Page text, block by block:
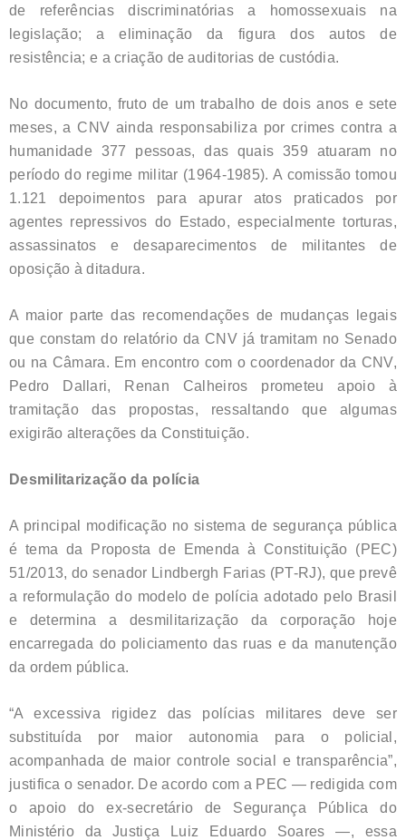
de referências discriminatórias a homossexuais na
legislação; a eliminação da figura dos autos de
resistência; e a criação de auditorias de custódia.
No documento, fruto de um trabalho de dois anos e sete
meses, a CNV ainda responsabiliza por crimes contra a
humanidade 377 pessoas, das quais 359 atuaram no
período do regime militar (1964-1985). A comissão tomou
1.121 depoimentos para apurar atos praticados por
agentes repressivos do Estado, especialmente torturas,
assassinatos e desaparecimentos de militantes de
oposição à ditadura.
A maior parte das recomendações de mudanças legais
que constam do relatório da CNV já tramitam no Senado
ou na Câmara. Em encontro com o coordenador da CNV,
Pedro Dallari, Renan Calheiros prometeu apoio à
tramitação das propostas, ressaltando que algumas
exigirão alterações da Constituição.
Desmilitarização da polícia
A principal modificação no sistema de segurança pública
é tema da Proposta de Emenda à Constituição (PEC)
51/2013, do senador Lindbergh Farias (PT-RJ), que prevê
a reformulação do modelo de polícia adotado pelo Brasil
e determina a desmilitarização da corporação hoje
encarregada do policiamento das ruas e da manutenção
da ordem pública.
“A excessiva rigidez das polícias militares deve ser
substituída por maior autonomia para o policial,
acompanhada de maior controle social e transparência”,
justifica o senador. De acordo com a PEC — redigida com
o apoio do ex-secretário de Segurança Pública do
Ministério da Justiça Luiz Eduardo Soares —, essa